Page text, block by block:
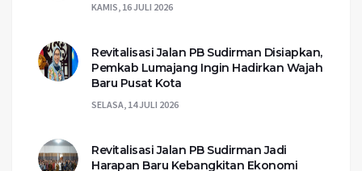
KAMIS, 16 JULI 2026
Revitalisasi Jalan PB Sudirman Disiapkan,
Pemkab Lumajang Ingin Hadirkan Wajah
Baru Pusat Kota
SELASA, 14 JULI 2026
Revitalisasi Jalan PB Sudirman Jadi
Harapan Baru Kebangkitan Ekonomi